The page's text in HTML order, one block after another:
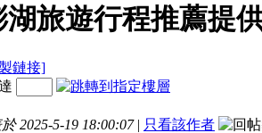
湖旅遊行程推薦提
鏈接]
2025-5-19 18:00:07 | 只看該作者